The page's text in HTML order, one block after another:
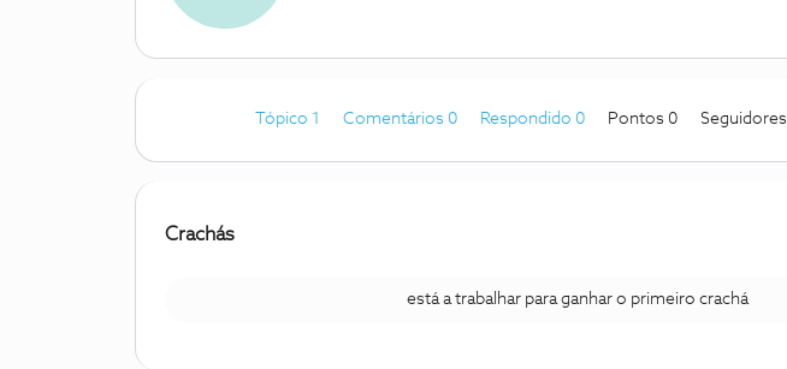
Tópico 1 Comentários 0 Respondido 0 Pontos 0 Seguidores
Crachás
está a trabalhar para ganhar o primeiro crachá